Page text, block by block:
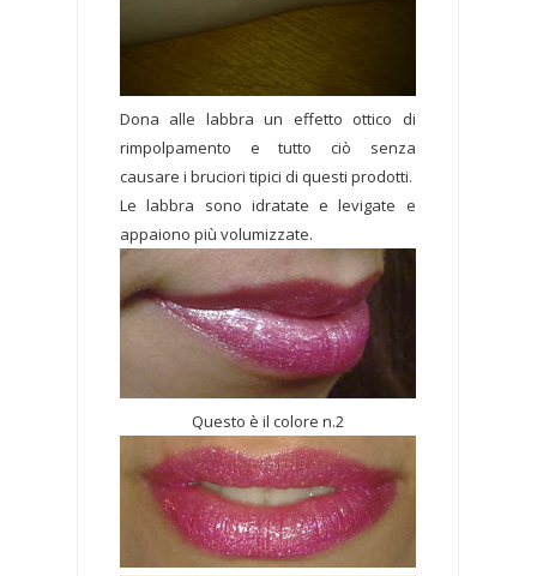
Dona alle labbra un effetto ottico di
rimpolpamento e tutto ciò senza
causare i bruciori tipici di questi prodotti.
Le labbra sono idratate e levigate e
appaiono più volumizzate.
Questo è il colore n.2